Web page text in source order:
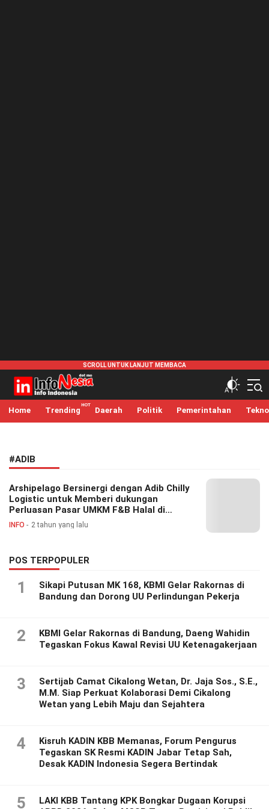
infonesia.me
Info Indonesia
Home Trending Daerah Politik Pemerintahan Tekno
#ADIB
Arshipelago Bersinergi dengan Adib Chilly
Logistic untuk Memberi dukungan
Perluasan Pasar UMKM F&B Halal di
Seluruh Indonesia
INFO 2 tahun yang lalu
POS TERPOPULER
1
Sikapi Putusan MK 168, KBMI Gelar Rakornas di
Bandung dan Dorong UU Perlindungan Pekerja
2
KBMI Gelar Rakornas di Bandung, Daeng Wahidin
Tegaskan Fokus Kawal Revisi UU Ketenagakerjaan
3
Sertijab Camat Cikalong Wetan, Dr. Jaja Sos., S.E.,
M.M. Siap Perkuat Kolaborasi Demi Cikalong
Wetan yang Lebih Maju dan Sejahtera
4
Kisruh KADIN KBB Memanas, Forum Pengurus
Tegaskan SK Resmi KADIN Jabar Tetap Sah,
Desak KADIN Indonesia Segera Bertindak
5
LAKI KBB Tantang KPK Bongkar Dugaan Korupsi